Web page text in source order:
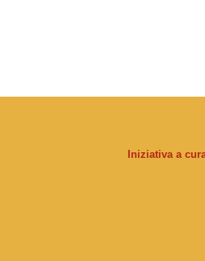
Iniziativa a